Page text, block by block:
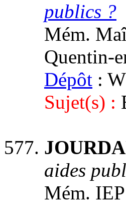
publics ?
Mém.
Quentin-
Dépôt :
Sujet(s) :
aides
Mém.